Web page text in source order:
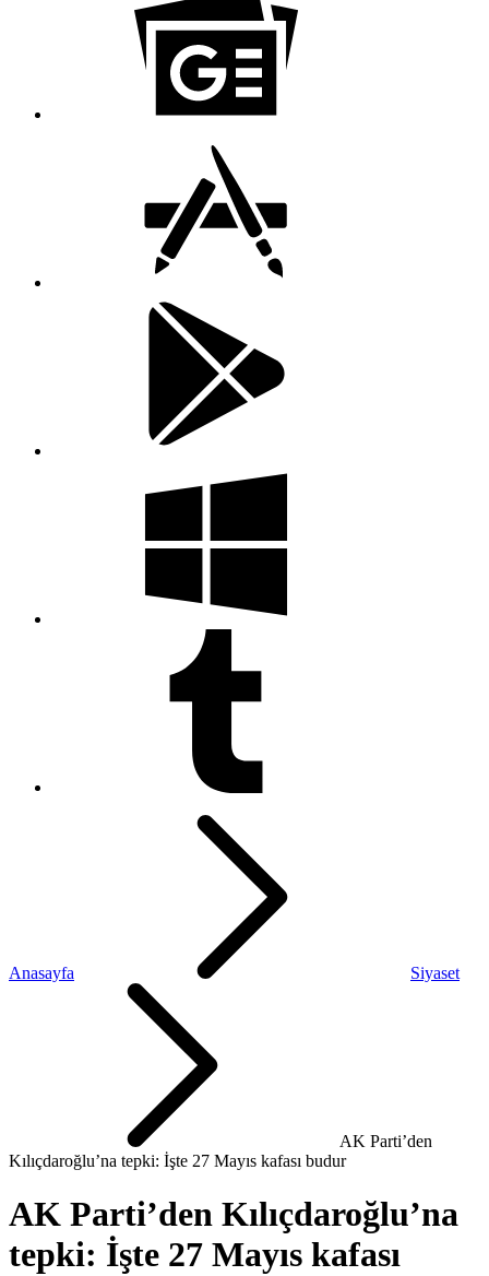
Anasayfa Siyaset
AK Parti’den
Kılıçdaroğlu’na tepki: İşte 27 Mayıs kafası budur
AK Parti’den Kılıçdaroğlu’na
tepki: İşte 27 Mayıs kafası